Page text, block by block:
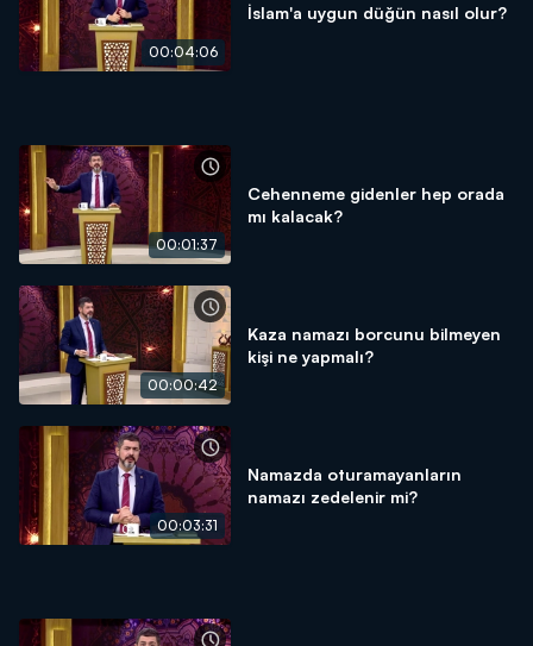
00:04:06
İslam'a uygun düğün nasıl olur?
00:01:37
Cehenneme gidenler hep orada
mı kalacak?
00:00:42
Kaza namazı borcunu bilmeyen
kişi ne yapmalı?
00:03:31
Namazda oturamayanların
namazı zedelenir mi?